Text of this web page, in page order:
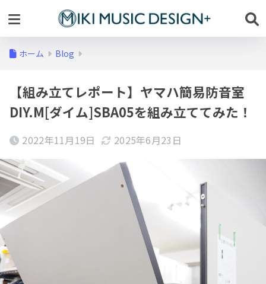
ホーム Blog
【組み立てレポート】ヤマハ簡易防音室
DIY.M[ダイム]SBA05を組み立ててみた！
2022年11月19日 2025年6月23日